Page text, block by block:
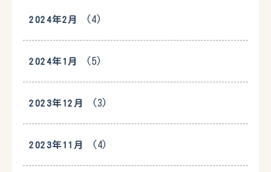
2024年2月 (4)
2024年1月 (5)
2023年12月 (3)
2023年11月 (4)